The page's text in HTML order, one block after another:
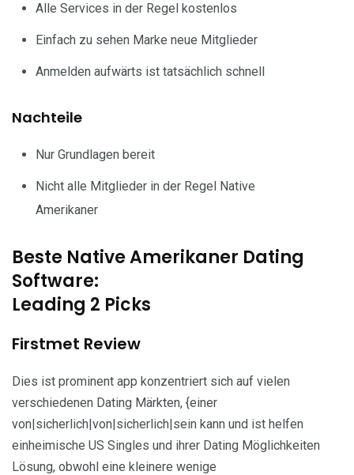
Alle Services in der Regel kostenlos
Einfach zu sehen Marke neue Mitglieder
Anmelden aufwärts ist tatsächlich schnell
Nachteile
Nur Grundlagen bereit
Nicht alle Mitglieder in der Regel Native
Amerikaner
Beste Native Amerikaner Dating
Software:
Leading 2 Picks
Firstmet Review
Dies ist prominent app konzentriert sich auf vielen
verschiedenen Dating Märkten, {einer
von|sicherlich|von|sicherlich|sein kann und ist helfen
einheimische US Singles und ihrer Dating Möglichkeiten
Lösung, obwohl eine kleinere wenige